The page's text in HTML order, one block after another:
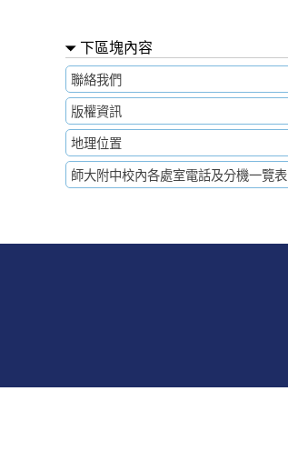
下區塊內容
聯絡我們
版權資訊
地理位置
師大附中校內各處室電話及分機一覽表